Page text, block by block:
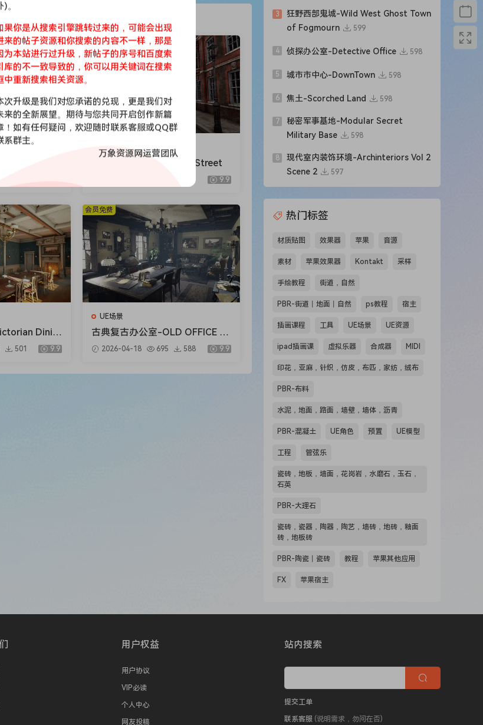
筑-Victorian
UE场景
维多利亚街景-Victorian Street
477 9.9
会员免费
Dinin
501 9.9
UE场景
古典复古办公室-OLD OFFICE (M
ODULAR)
2026-04-18 695 588 9.9
会员免费
3
狂野西部鬼城-Wild West Ghost Town
of Fogmourn
599
4 侦探办公室-Detective Office 598
5 城市市中心-DownTown 598
6 焦土-Scorched Land 598
7
秘密军事基地-Modular Secret
Military Base
598
8
现代室内装饰环境-Archinteriors Vol 2
Scene 2
597
热门标签
材质贴图 效果器 苹果 音源
素材 苹果效果器 Kontakt 采样
手绘教程 街道，自然
PBR-街道丨地面丨自然 ps教程 宿主
插画课程 工具 UE场景 UE资源
ipad插画课 虚拟乐器 合成器 MIDI
印花，亚麻，针织，仿皮，布匹，家纺，绒布
PBR-布料
水泥，地面，路面，墙壁，墙体，沥青
PBR-混凝土 UE角色 预置 UE模型
工程 管弦乐
瓷砖，地板，墙面，花岗岩，水磨石，玉石，
石英
PBR-大理石
瓷砖，瓷器，陶器，陶艺，墙砖，地砖，釉面
砖，地板砖
PBR-陶瓷丨瓷砖 教程 苹果其他应用
FX 苹果宿主
用户权益
用户协议
VIP必读
个人中心
网友投稿
站内搜索
提交工单
联系客服 (说明需求，勿问在否)
)。
果你是从搜索引擎跳转过来的，可能会出现
来的帖子资源和你搜索的内容不一样，那是
为本站进行过升级，新帖子的序号和百度索
库的不一致导致的，你可以用关键词在搜索
中重新搜索相关资源。
次升级是我们对您承诺的兑现，更是我们对
来的全新展望。期待与您共同开启创作新篇
！如有任何疑问，欢迎随时联系客服或QQ群
系群主。
万象资源网运营团队